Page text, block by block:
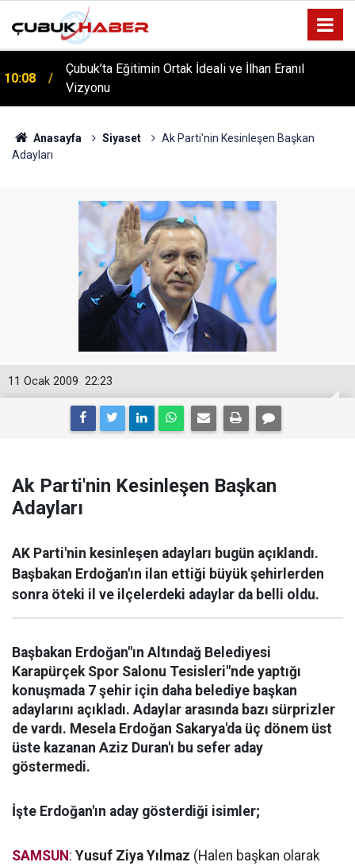
Çubuk’ta Eğitimin Ortak İdeali ve İlhan Eranıl
Vizyonu
12:06
ÇUBUK’TA ‘YAZA MERHABA’ COŞKUSU: Kursiyerler
Gönüllerince Eğlendi!
Anasayfa Siyaset
Ak Parti'nin Kesinleşen Başkan
Adayları
22:23
11 Ocak 2009
Ak Parti'nin Kesinleşen Başkan
Adayları
AK Parti'nin kesinleşen adayları bugün açıklandı.
Başbakan Erdoğan'ın ilan ettiği büyük şehirlerden
sonra öteki il ve ilçelerdeki adaylar da belli oldu.
Başbakan Erdoğan"ın Altındağ Belediyesi
Karapürçek Spor Salonu Tesisleri"nde yaptığı
konuşmada 7 şehir için daha belediye başkan
adaylarını açıkladı. Adaylar arasında bazı sürprizler
de vardı. Mesela Erdoğan Sakarya'da üç dönem üst
üste kazanan Aziz Duran'ı bu sefer aday
göstermedi.
İşte Erdoğan'ın aday gösterdiği isimler;
SAMSUN : Yusuf Ziya Yılmaz (Halen başkan olarak